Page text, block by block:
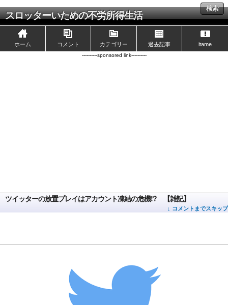
スロッターいための不労所得生活
検索
ホーム コメント カテゴリー 過去記事 itame
----------sponsored link----------
ツイッターの放置プレイはアカウント凍結の危機!? 【雑記】
↓ コメントまでスキップ